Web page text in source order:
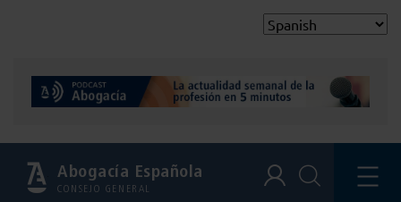
Abogacía Española
CONSEJO GENERAL